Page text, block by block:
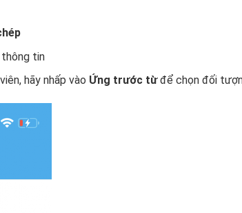
tin
hãy nhấp vào Ứng trước từđể chọn đối